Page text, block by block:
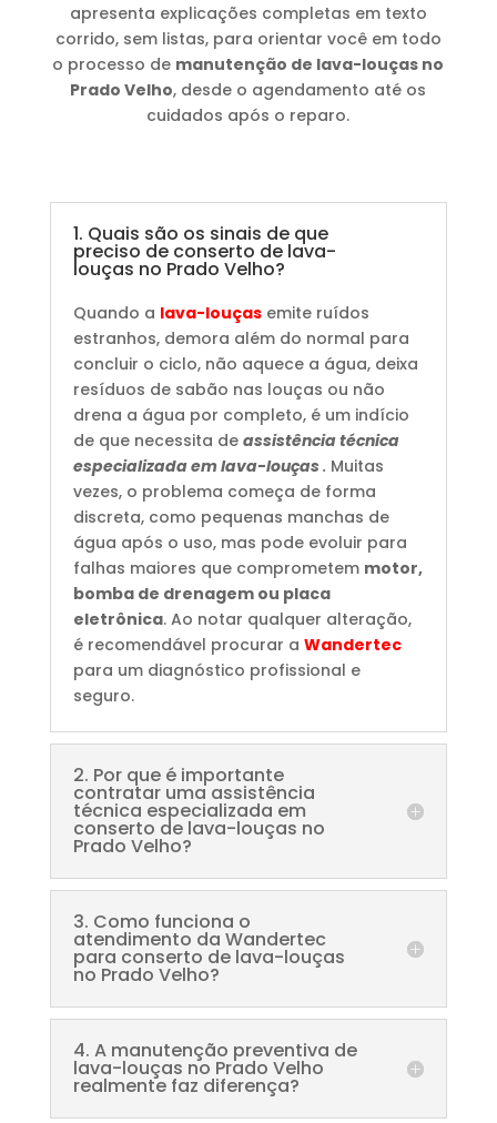
apresenta explicações completas em texto
corrido, sem listas, para orientar você em todo
o processo de manutenção de lava-louças no
Prado Velho, desde o agendamento até os
cuidados após o reparo.
1. Quais são os sinais de que
preciso de conserto de lava-
louças no Prado Velho?
Quando a lava-louçasemite ruídos
estranhos, demora além do normal para
concluir o ciclo, não aquece a água, deixa
resíduos de sabão nas louças ou não
drena a água por completo, é um indício
de que necessita de assistência técnica
especializada em lava-louças . Muitas
vezes, o problema começa de forma
discreta, como pequenas manchas de
água após o uso, mas pode evoluir para
falhas maiores que comprometem motor,
bomba de drenagem ou placa
eletrônica. Ao notar qualquer alteração,
é recomendável procurar a Wandertec
para um diagnóstico profissional e
seguro.
2. Por que é importante
contratar uma assistência
técnica especializada em
conserto de lava-louças no
Prado Velho?
3. Como funciona o
atendimento da Wandertec
para conserto de lava-louças
no Prado Velho?
4. A manutenção preventiva de
lava-louças no Prado Velho
realmente faz diferença?